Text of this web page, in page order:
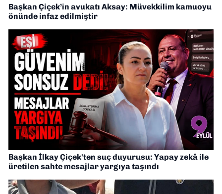
Başkan Çiçek’in avukatı Aksay: Müvekkilim kamuoyu
önünde infaz edilmiştir
Başkan İlkay Çiçek'ten suç duyurusu: Yapay zekâ ile
üretilen sahte mesajlar yargıya taşındı